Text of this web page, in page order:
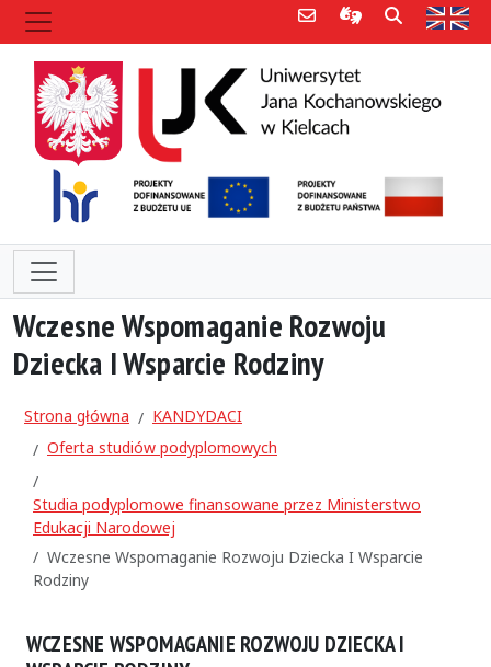
Poczta e-mailInformacje dla
Szukaj
Wczesne Wspomaganie Rozwoju
Dziecka I Wsparcie Rodziny
Strona główna
KANDYDACI
Oferta studiów podyplomowych
Studia podyplomowe finansowane przez Ministerstwo
Edukacji Narodowej
Wczesne Wspomaganie Rozwoju Dziecka I Wsparcie
Rodziny
WCZESNE WSPOMAGANIE ROZWOJU DZIECKA I